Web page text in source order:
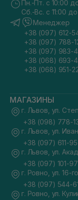
Пн.-Пт. с 10:00
Сб.-Вс. с 11:00
Менеджер
+38 (097) 612-
+38 (097) 788-
+38 (097) 983-
+38 (068) 693-
+38 (068) 951-
МАГАЗИНЫ
г. Львов, ул.
+38 (098) 778-
г. Львов, ул.
+38 (097) 611-
г. Львов, ул.
+38 (097) 101-
г. Ровно, ул. 16-
+38 (097) 544-
г. Ровно, ул.